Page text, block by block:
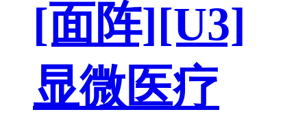
[面阵][U3]
显微医疗